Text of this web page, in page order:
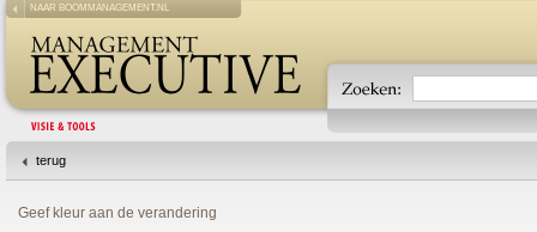
NAAR BOOMMANAGEMENT.NL
terug
Geef kleur aan de verandering